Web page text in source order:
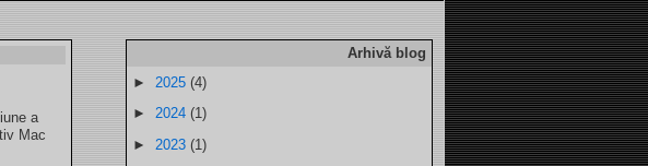
a
Mac
Arhivă blog
► 2025 (4)
► 2024 (1)
► 2023 (1)